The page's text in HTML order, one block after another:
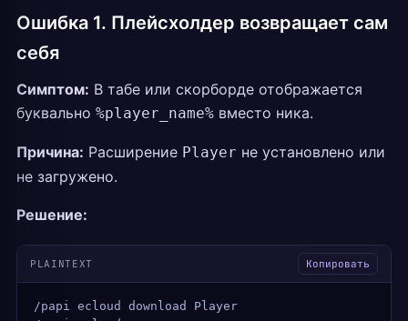
Ошибка 1. Плейсхолдер возвращает сам
себя
Симптом: В табе или скорборде отображается
буквально %player_name% вместо ника.
Причина: Расширение Player не установлено или
не загружено.
Решение:
PLAINTEXT Копировать
/papi ecloud download Player